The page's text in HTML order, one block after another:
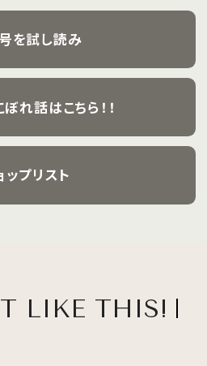
を試し読み
れ話はこちら！！
ップリスト
LIKE THIS!